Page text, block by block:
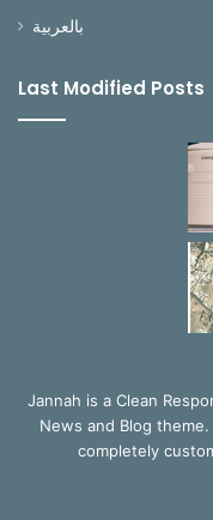
بالعربية
Last Modified Posts
Jannah is a Clean
News and Blog
completely